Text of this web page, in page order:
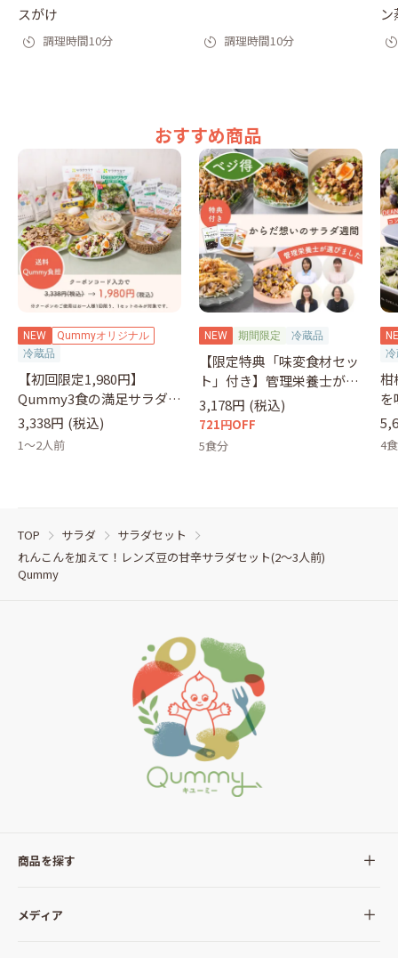
スがけ
調理時間10分 調理時間10分
ン
おすすめ商品
NEW
Qummyオリジナル
冷蔵品
【初回限定1,980円】
Qummy3食の満足サラダセ
ット（クーポンコード：
otameshi）
3,338円 (税込)
1～2人前
NEW 期間限定 冷蔵品
【限定特典「味変食材セッ
ト」付き】管理栄養士が選
ぶサラダ
3,178円 (税込)
721円OFF
5食分
柑
を
&
4
TOP サラダ
サラダセット
れんこんを加えて！レンズ豆の甘辛サラダセット(2～3人前)
Qummy
商品を探す
全ての商品
メディア